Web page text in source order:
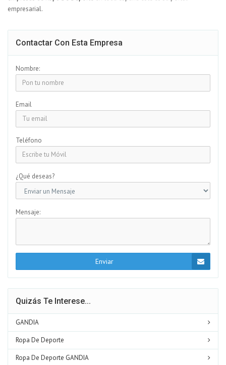
empresarial.
Contactar Con Esta Empresa
Nombre:
Email
Teléfono
¿Qué deseas?
Mensaje:
Enviar
Quizás Te Interese...
GANDIA
Ropa De Deporte
Ropa De Deporte GANDIA